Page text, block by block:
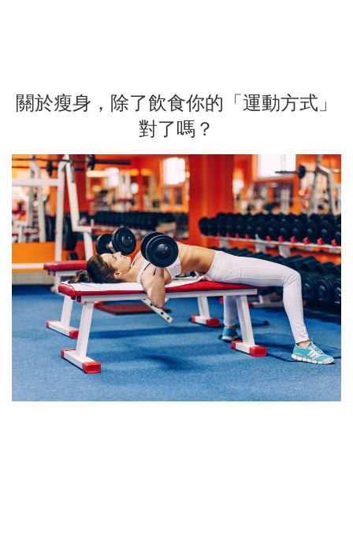
關於瘦身，除了飲食你的「運動方式」
對了嗎？